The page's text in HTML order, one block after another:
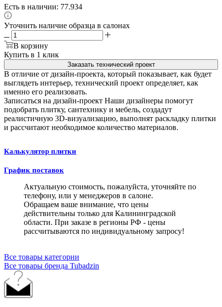
Есть в наличии: 77.934
Уточнить наличие образца в салонах
В корзину
Купить в 1 клик
Заказать технический проект
В отличие от дизайн-проекта, который показывает, как будет
выглядеть интерьер, технический проект определяет, как
именно его реализовать.
Записаться на дизайн-проект Наши дизайнеры помогут
подобрать плитку, сантехнику и мебель, создадут
реалистичную 3D-визуализацию, выполнят раскладку плитки
и рассчитают необходимое количество материалов.
Калькулятор плитки
График поставок
Актуальную стоимость, пожалуйста, уточняйте по
телефону, или у менеджеров в салоне.
Обращаем ваше внимание, что цены
действительны только для Калининградской
области. При заказе в регионы РФ - цены
рассчитываются по индивидуальному запросу!
Все товары категории
Все товары бренда Tubadzin